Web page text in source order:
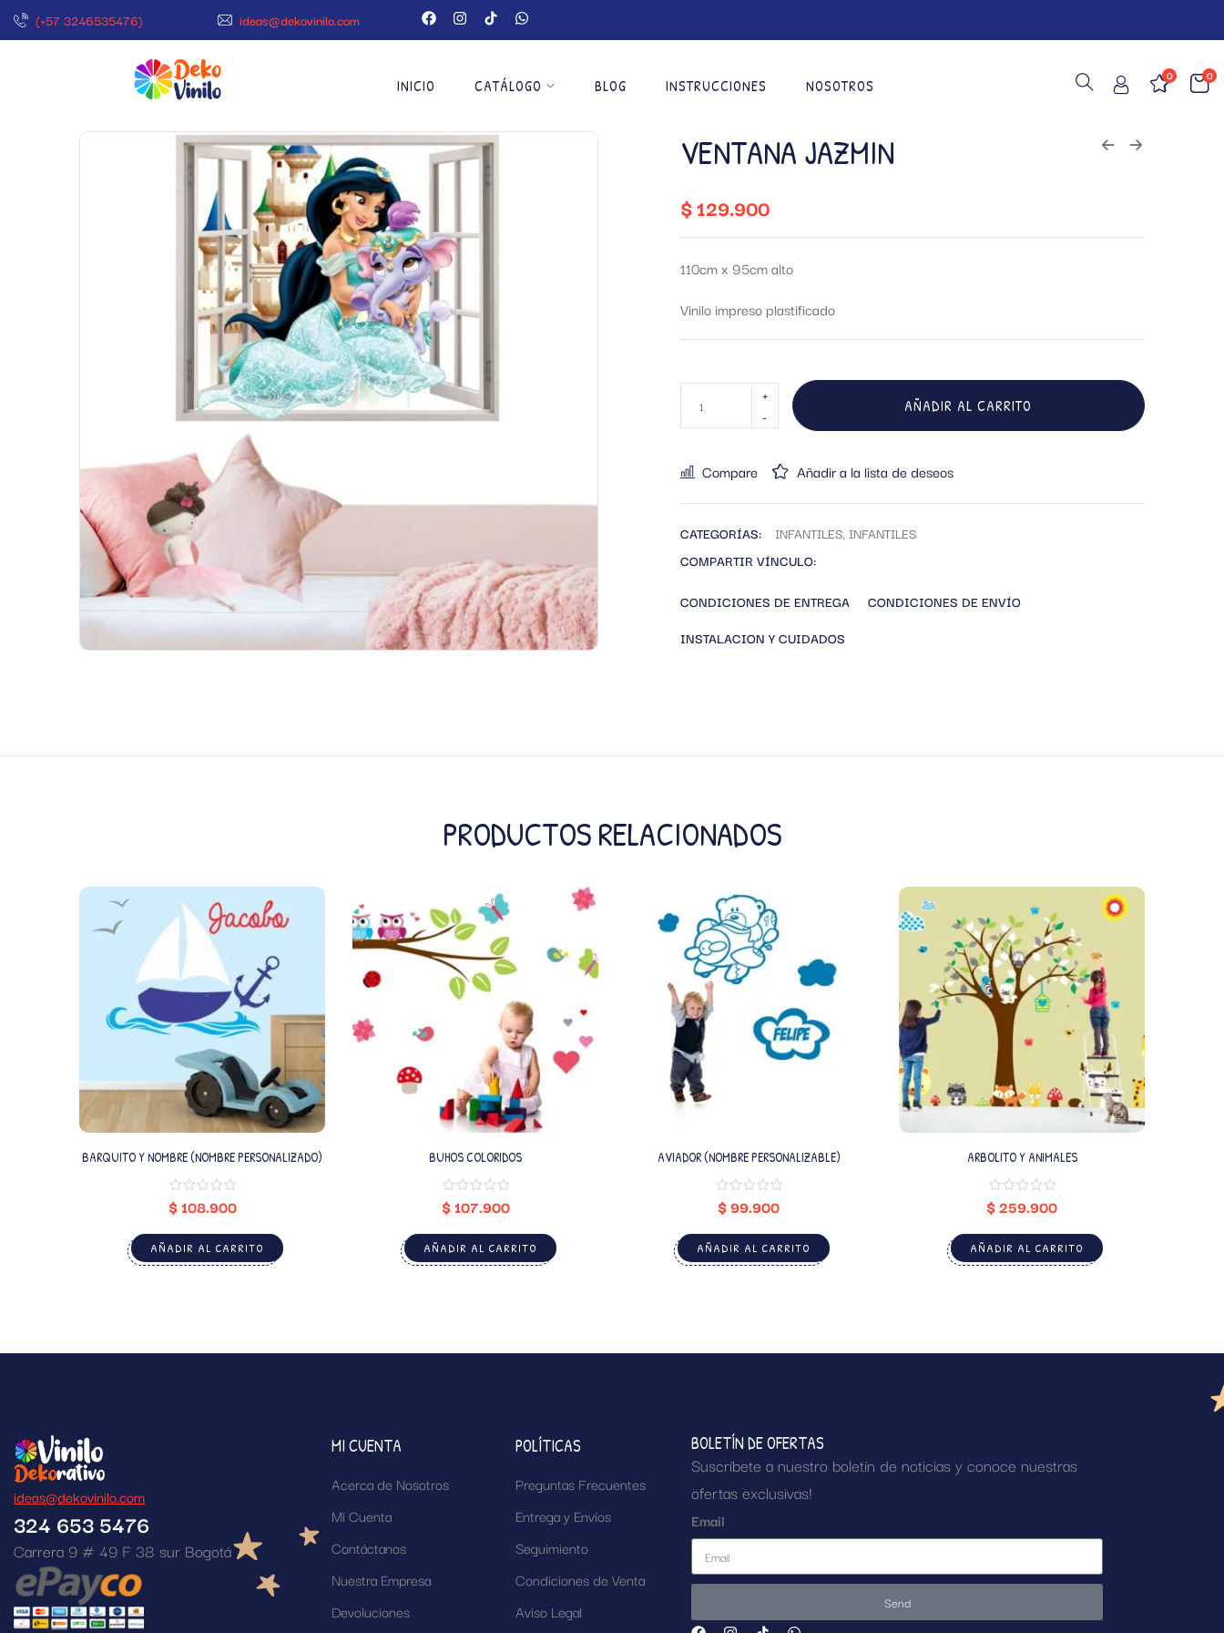
(+57 3246535476) ideas@dekovinilo.com
INICIO CATÁLOGO BLOG INSTRUCCIONES NOSOTROS
0
0
VENTANA JAZMIN
$129.900
110cm x 95cm alto
Vinilo impreso plastificado
AÑADIR AL CARRITO
Compare Añadir a la lista de deseos
CATEGORÍAS: INFANTILES, INFANTILES
COMPARTIR VÍNCULO:
CONDICIONES DE ENTREGA
CONDICIONES DE ENVÍO
INSTALACION Y CUIDADOS
PRODUCTOS RELACIONADOS
BARQUITO Y NOMBRE (NOMBRE PERSONALIZADO)
$108.900
AÑADIR AL CARRITO
BUHOS COLORIDOS
$107.900
AÑADIR AL CARRITO
AVIADOR (NOMBRE PERSONALIZABLE)
$99.900
AÑADIR AL CARRITO
ARBOLITO Y ANIMALES
$259.900
AÑADIR AL CARRITO
ideas@dekovinilo.com
324 653 5476
Carrera 9 # 49 F 38 sur Bogotá
MI CUENTA
Acerca de Nosotros
Mi Cuenta
Contáctanos
Nuestra Empresa
Devoluciones
POLÍTICAS
Preguntas Frecuentes
Entrega y Envíos
Seguimiento
Condiciones de Venta
Aviso Legal
BOLETÍN DE OFERTAS
Suscríbete a nuestro boletín de noticias y conoce nuestras
ofertas exclusivas!
Email
Send